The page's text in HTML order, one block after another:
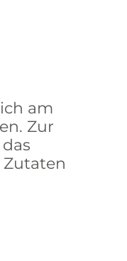
am
Zur